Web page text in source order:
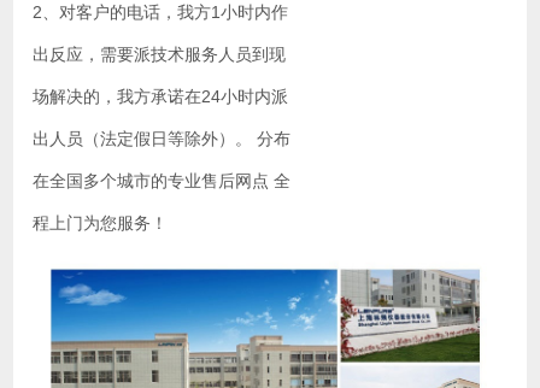
2、对客户的电话，我方1小时内作
出反应，需要派技术服务人员到现
场解决的，我方承诺在24小时内派
出人员（法定假日等除外）。 分布
在全国多个城市的专业售后网点 全
程上门为您服务！